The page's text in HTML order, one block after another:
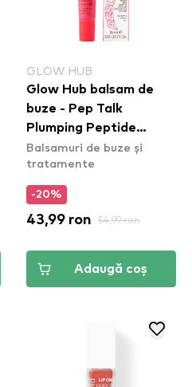
GLOW HUB
Glow Hub balsam de
buze - Pep Talk
Plumping Peptide
Rescue Balm -
Cranberry
Balsamuri de buze și
tratamente
-20%
43,99 ron 54,99 ron
Adaugă coș